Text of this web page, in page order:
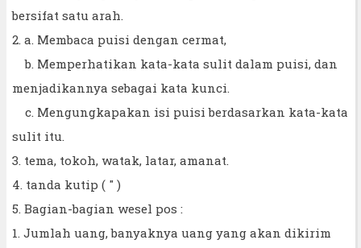
bersifat satu arah.
2. a. Membaca puisi dengan cermat,
b. Memperhatikan kata-kata sulit dalam puisi, dan
menjadikannya sebagai kata kunci.
c. Mengungkapakan isi puisi berdasarkan kata-kata
sulit itu.
3. tema, tokoh, watak, latar, amanat.
4. tanda kutip ( " )
5. Bagian-bagian wesel pos :
1. Jumlah uang, banyaknya uang yang akan dikirim